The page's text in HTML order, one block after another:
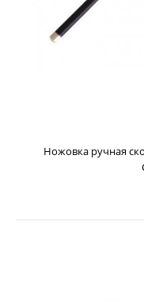
Ножовка ручная